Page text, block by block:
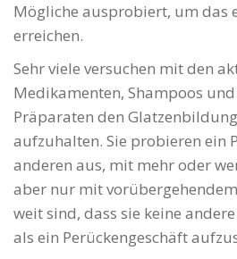
Mögliche ausprobiert, um das
erreichen.
Sehr viele versuchen mit den
Medikamenten, Shampoos
Präparaten den
aufzuhalten. Sie probieren ein
anderen aus, mit mehr oder
aber nur mit
weit sind, dass sie keine
als ein Perückengeschäft